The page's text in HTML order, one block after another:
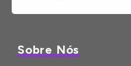
Sobre Nós